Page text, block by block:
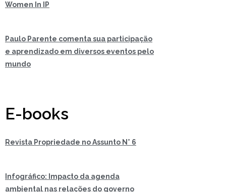
Women In IP
Paulo Parente comenta sua participação
e aprendizado em diversos eventos pelo
mundo
E-books
Revista Propriedade no Assunto N° 6
Infográfico: Impacto da agenda
ambiental nas relações do governo